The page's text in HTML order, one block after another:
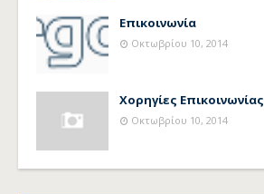
Επικοινωνία
Οκτωβρίου 10, 2014
Χορηγίες Επικοινωνίας
Οκτωβρίου 10, 2014